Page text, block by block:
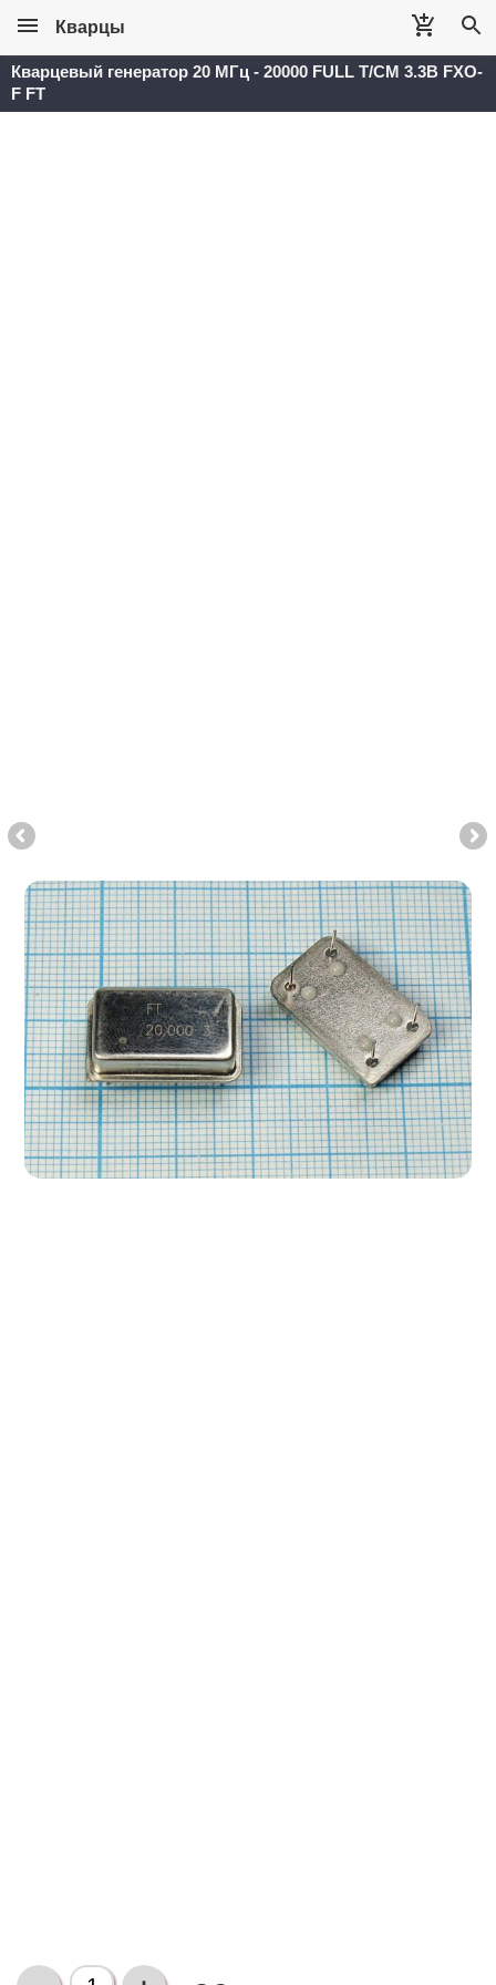
Кварцы
Кварцевый генератор 20 МГц - 20000 FULL T/CM 3.3В FXO-
F FT